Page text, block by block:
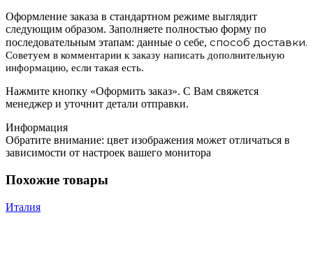
Оформление заказа в стандартном режиме выглядит
следующим образом. Заполняете полностью форму по
последовательным этапам: данные о себе, способ доставки.
Советуем в комментарии к заказу написать дополнительную
информацию, если такая есть.
Нажмите кнопку «Оформить заказ». С Вам свяжется
менеджер и уточнит детали отправки.
Информация
Обратите внимание: цвет изображения может отличаться в
зависимости от настроек вашего монитора
Похожие товары
Италия